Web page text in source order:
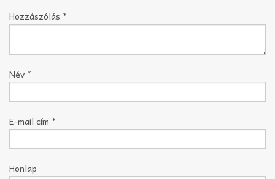
Hozzászólás *
Név *
E-mail cím *
Honlap